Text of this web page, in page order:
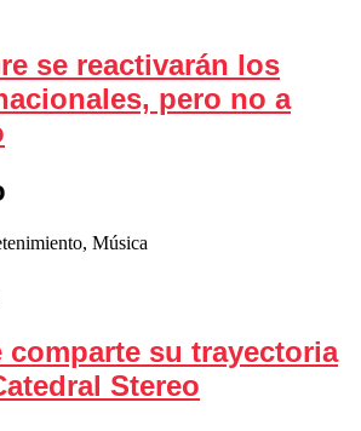
se reactivarán los
pero no a
, Música
su trayectoria
Stereo